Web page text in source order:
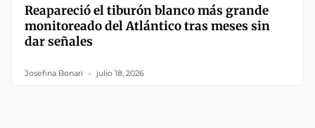
Reapareció el tiburón blanco más grande
monitoreado del Atlántico tras meses sin
dar señales
Josefina Bonari julio 18, 2026